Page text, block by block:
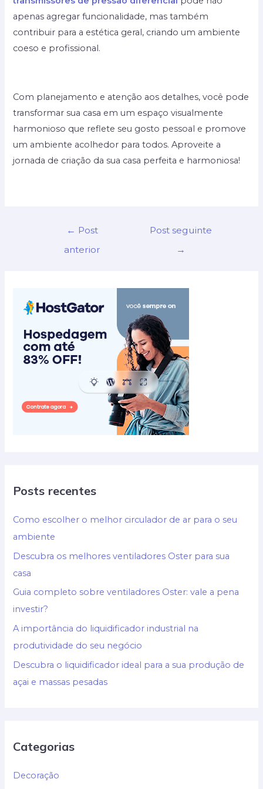
apenas agregar funcionalidade, mas também
contribuir para a estética geral, criando um ambiente
coeso e profissional.
Com planejamento e atenção aos detalhes, você pode
transformar sua casa em um espaço visualmente
harmonioso que reflete seu gosto pessoal e promove
um ambiente acolhedor para todos. Aproveite a
jornada de criação da sua casa perfeita e harmoniosa!
Navegação
← Post
anterior
Post seguinte
→
Posts recentes
Como escolher o melhor circulador de ar para o seu
ambiente
Descubra os melhores ventiladores Oster para sua
casa
Guia completo sobre ventiladores Oster: vale a pena
investir?
A importância do liquidificador industrial na
produtividade do seu negócio
Descubra o liquidificador ideal para a sua produção de
açai e massas pesadas
Categorias
Decoração